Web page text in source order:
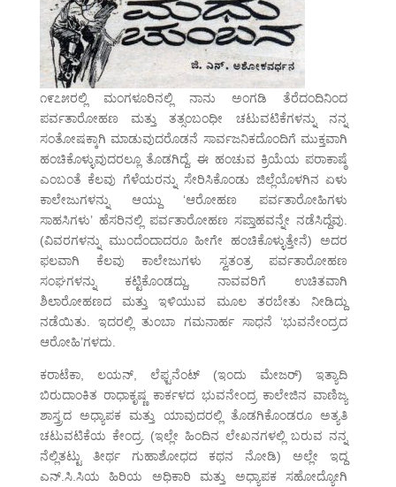
೧೯೭೫ರಲ್ಲಿ ಮಂಗಳೂರಿನಲ್ಲಿ ನಾನು ಅಂಗಡಿ ತೆರೆದಂದಿನಿಂದ
ಪರ್ವತಾರೋಹಣ ಮತ್ತು ತತ್ಸಂಬಂಧೀ ಚಟುವಟಿಕೆಗಳನ್ನು ನನ್ನ
ಸಂತೋಷಕ್ಕಾಗಿ ಮಾಡುವುದರೊಡನೆ ಸಾರ್ವಜನಿಕದೊಂದಿಗೆ ಮುಕ್ತವಾಗಿ
ಹಂಚಿಕೊಳ್ಳುವುದರಲ್ಲೂ ತೊಡಗಿದ್ದೆ. ಈ ಹಂಚುವ ಕ್ರಿಯೆಯ ಪರಾಕಾಷ್ಠೆ
ಎಂಬಂತೆ ಕೆಲವು ಗೆಳೆಯರನ್ನು ಸೇರಿಸಿಕೊಂಡು ಜಿಲ್ಲೆಯೊಳಗಿನ ಏಳು
ಕಾಲೇಜುಗಳನ್ನು ಆಯ್ದು ‘ಆರೋಹಣ ಪರ್ವತಾರೋಹಿಗಳು
ಸಾಹಸಿಗಳು’ ಹೆಸರಿನಲ್ಲಿ ಪರ್ವತಾರೋಹಣ ಸಪ್ತಾಹವನ್ನೇ ನಡೆಸಿದ್ದೆವು.
(ವಿವರಗಳನ್ನು ಮುಂದೆಂದಾದರೂ ಹೀಗೇ ಹಂಚಿಕೊಳ್ಳುತ್ತೇನೆ) ಅದರ
ಫಲವಾಗಿ ಕೆಲವು ಕಾಲೇಜುಗಳು ಸ್ವತಂತ್ರ ಪರ್ವತಾರೋಹಣ
ಸಂಘಗಳನ್ನು ಕಟ್ಟಿಕೊಂಡದ್ದು, ನಾವವರಿಗೆ ಉಚಿತವಾಗಿ
ಶಿಲಾರೋಹಣದ ಮತ್ತು ಇಳಿಯುವ ಮೂಲ ತರಬೇತು ನೀಡಿದ್ದು
ನಡೆಯಿತು. ಇದರಲ್ಲಿ ತುಂಬಾ ಗಮನಾರ್ಹ ಸಾಧನೆ ‘ಭುವನೇಂದ್ರದ
ಆರೋಹಿ’ಗಳದು.
ಕರಾಟೆಕಾ, ಲಯನ್, ಲೆಫ್ಟನೆಂಟ್ (ಇಂದು ಮೇಜರ್) ಇತ್ಯಾದಿ
ಬಿರುದಾಂಕಿತ ರಾಧಾಕೃಷ್ಣ ಕಾರ್ಕಳದ ಭುವನೇಂದ್ರ ಕಾಲೇಜಿನ ವಾಣಿಜ್ಯ
ಶಾಸ್ತ್ರದ ಅಧ್ಯಾಪಕ ಮತ್ತು ಯಾವುದರಲ್ಲಿ ತೊಡಗಿಕೊಂಡರೂ ಅತ್ಯತಿ
ಚಟುವಟಿಕೆಯ ಕೇಂದ್ರ. (ಇಲ್ಲೇ ಹಿಂದಿನ ಲೇಖನಗಳಲ್ಲಿ ಬರುವ ನನ್ನ
ನೆಲ್ಲಿತಟ್ಟು ತೀರ್ಥ ಗುಹಾಶೋಧದ ಕಥನ ನೋಡಿ) ಅಲ್ಲೇ ಇದ್ದ
ಎನ್.ಸಿ.ಸಿಯ ಹಿರಿಯ ಅಧಿಕಾರಿ ಮತ್ತು ಅಧ್ಯಾಪಕ ಸಹೋದ್ಯೋಗಿ